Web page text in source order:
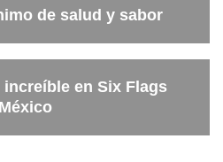
de salud y sabor
increíble en Six Flags
México